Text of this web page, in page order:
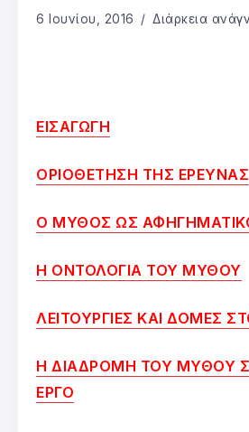
6 Ιουνίου, 2016 Διάρκεια
ΕΙΣΑΓΩΓΗ
ΟΡΙΟΘΕΤΗΣΗ ΤΗΣ ΕΡΕΥΝΑΣ
Ο ΜΥΘΟΣ ΩΣ
Η ΟΝΤΟΛΟΓΙΑ ΤΟΥ ΜΥΘΟΥ
ΛΕΙΤΟΥΡΓΙΕΣ ΚΑΙ ΔΟΜΕΣ
Η ΔΙΑΔΡΟΜΗ ΤΟΥ ΜΥΘΟΥ
ΕΡΓΟ